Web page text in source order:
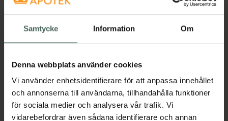
Samtycke Information Om
Denna webbplats använder cookies
Vi använder enhetsidentifierare för att anpassa innehållet
och annonserna till användarna, tillhandahålla funktioner
för sociala medier och analysera vår trafik. Vi
vidarebefordrar även sådana identifierare och annan
Köp båda för:837 kr
Köp båda
Beskrivning Dölj
Längtar du efter en mjällfri och balanserad